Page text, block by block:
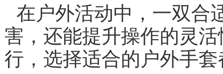
在户外活动中，一双合
害，还能提升操作的灵活性
行，选择适合的户外手套都至